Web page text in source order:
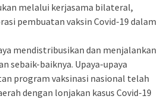
melalui kerjasama bilateral,
pembuatan vaksin Covid-19 dalam
mendistribusikan dan menjalankan
sebaik-baiknya. Upaya-upaya
program vaksinasi nasional telah
dengan lonjakan kasus Covid-19